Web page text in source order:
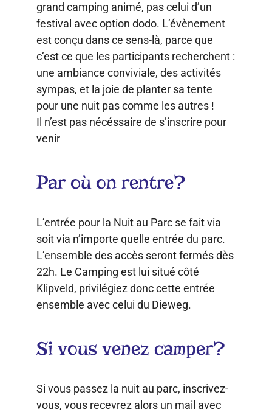
grand camping animé, pas celui d’un
festival avec option dodo. L’évènement
est conçu dans ce sens-là, parce que
c’est ce que les participants recherchent :
une ambiance conviviale, des activités
sympas, et la joie de planter sa tente
pour une nuit pas comme les autres !
Il n’est pas nécéssaire de s’inscrire pour
venir
Par où on rentre?
L’entrée pour la Nuit au Parc se fait via
soit via n’importe quelle entrée du parc.
L’ensemble des accès seront fermés dès
22h. Le Camping est lui situé côté
Klipveld, privilégiez donc cette entrée
ensemble avec celui du Dieweg.
Si vous venez camper?
Si vous passez la nuit au parc, inscrivez-
vous, vous recevrez alors un mail avec